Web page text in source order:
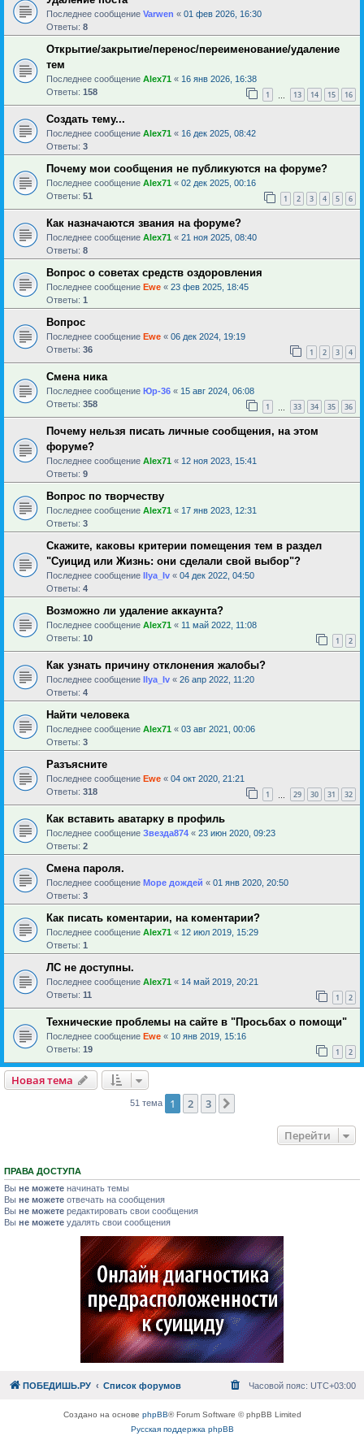
Последнее сообщение Varwen « 01 фев 2026, 16:30
Ответы: 8
Открытие/закрытие/перенос/переименование/удаление
тем
Последнее сообщение Alex71 « 16 янв 2026, 16:38
Ответы: 158 1 13 14 15 16
Создать тему...
Последнее сообщение Alex71 « 16 дек 2025, 08:42
Ответы: 3
Почему мои сообщения не публикуются на форуме?
Последнее сообщение Alex71 « 02 дек 2025, 00:16
Ответы: 51 1 2 3 4 5 6
Как назначаются звания на форуме?
Последнее сообщение Alex71 « 21 ноя 2025, 08:40
Ответы: 8
Вопрос о советах средств оздоровления
Последнее сообщение Ewe « 23 фев 2025, 18:45
Ответы: 1
Вопрос
Последнее сообщение Ewe « 06 дек 2024, 19:19
Ответы: 36 1 2 3 4
Смена ника
Последнее сообщение Юр-36 « 15 авг 2024, 06:08
Ответы: 358 1 33 34 35 36
Почему нельзя писать личные сообщения, на этом
форуме?
Последнее сообщение Alex71 « 12 ноя 2023, 15:41
Ответы: 9
Вопрос по творчеству
Последнее сообщение Alex71 « 17 янв 2023, 12:31
Ответы: 3
Скажите, каковы критерии помещения тем в раздел
"Суицид или Жизнь: они сделали свой выбор"?
Последнее сообщение Ilya_Iv « 04 дек 2022, 04:50
Ответы: 4
Возможно ли удаление аккаунта?
Последнее сообщение Alex71 « 11 май 2022, 11:08
Ответы: 10 1 2
Как узнать причину отклонения жалобы?
Последнее сообщение Ilya_Iv « 26 апр 2022, 11:20
Ответы: 4
Найти человека
Последнее сообщение Alex71 « 03 авг 2021, 00:06
Ответы: 3
Разъясните
Последнее сообщение Ewe « 04 окт 2020, 21:21
Ответы: 318 1 29 30 31 32
Как вставить аватарку в профиль
Последнее сообщение Звезда874 « 23 июн 2020, 09:23
Ответы: 2
Смена пароля.
Последнее сообщение Море дождей « 01 янв 2020, 20:50
Ответы: 3
Как писать коментарии, на коментарии?
Последнее сообщение Alex71 « 12 июл 2019, 15:29
Ответы: 1
ЛС не доступны.
Последнее сообщение Alex71 « 14 май 2019, 20:21
Ответы: 11 1 2
Технические проблемы на сайте в "Просьбах о помощи"
Последнее сообщение Ewe « 10 янв 2019, 15:16
Ответы: 19 1 2
Новая тема
51 тема 1 2 3
Перейти
ПРАВА ДОСТУПА
Вы не можете начинать темы
Вы не можете отвечать на сообщения
Вы не можете редактировать свои сообщения
Вы не можете удалять свои сообщения
ПОБЕДИШЬ.РУ Список форумов Часовой пояс: UTC+03:00
Создано на основе phpBB® Forum Software © phpBB Limited
Русская поддержка phpBB